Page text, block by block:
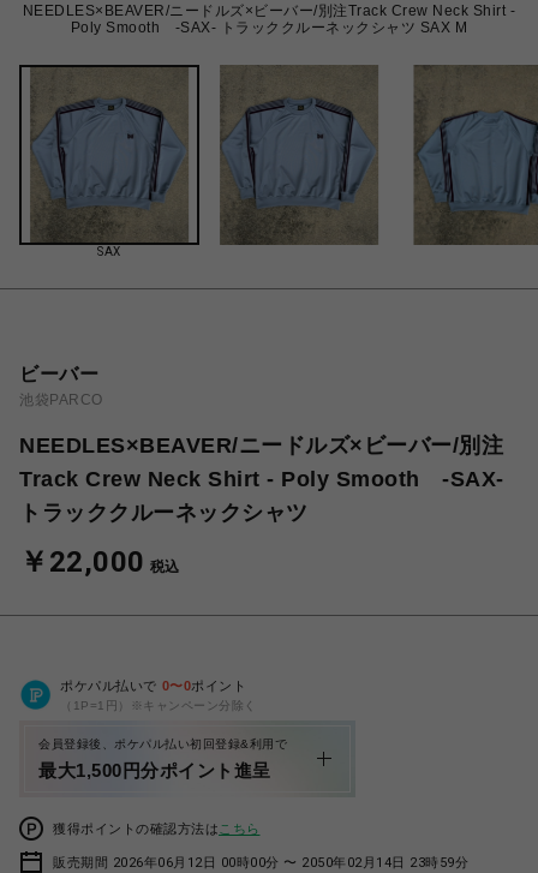
NEEDLES×BEAVER/ニードルズ×ビーバー/別注Track Crew Neck Shirt -
Poly Smooth -SAX- トラッククルーネックシャツ SAX M
SAX
ビーバー
池袋PARCO
NEEDLES×BEAVER/ニードルズ×ビーバー/別注
Track Crew Neck Shirt - Poly Smooth -SAX-
トラッククルーネックシャツ
￥22,000 税込
ポケパル払いで 0〜0ポイント
（1P=1円）※キャンペーン分除く
会員登録後、ポケパル払い初回登録&利用で
最大1,500円分ポイント進呈
獲得ポイントの確認方法は こちら
販売期間 2026年06月12日 00時00分 〜 2050年02月14日 23時59分